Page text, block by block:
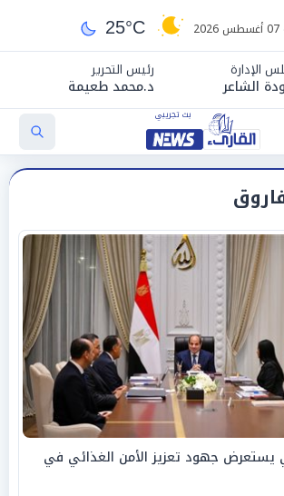
25°C
الإدارة
الشاعر
رئيس التحرير
د.محمد طعيمة
جهود تعزيز الأمن الغذائي في